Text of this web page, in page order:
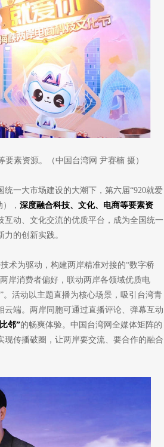
素资源。（中国台湾网 尹赛楠 摄）
一大市场建设的大潮下，第六届“920就爱
， 深度融合科技、文化、电商等要素资
动、文化交流的优质平台，成为全国统一
的创新实践。
术为驱动，构建两岸精准对接的“数字桥
岸消费者偏好，联动两岸各领域优质电
活动以主题直播为核心场景，吸引台湾青
端。两岸同胞可通过直播评论、弹幕互动
邻”的畅爽体验。中国台湾网全媒体矩阵的
传播破圈，让两岸要交流、要合作的融合